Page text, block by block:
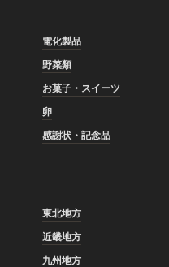
電化製品
野菜類
お菓子・スイーツ
卵
感謝状・記念品
東北地方
近畿地方
九州地方